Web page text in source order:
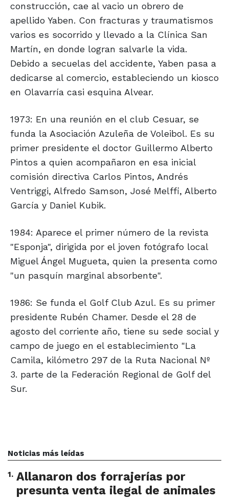
construcción, cae al vacio un obrero de
apellido Yaben. Con fracturas y traumatismos
varios es socorrido y llevado a la Clínica San
Martín, en donde logran salvarle la vida.
Debido a secuelas del accidente, Yaben pasa a
dedicarse al comercio, estableciendo un kiosco
en Olavarría casi esquina Alvear.
1973: En una reunión en el club Cesuar, se
funda la Asociación Azuleña de Voleibol. Es su
primer presidente el doctor Guillermo Alberto
Pintos a quien acompañaron en esa inicial
comisión directiva Carlos Pintos, Andrés
Ventriggi, Alfredo Samson, José Melffi, Alberto
García y Daniel Kubik.
1984: Aparece el primer número de la revista
"Esponja", dirigida por el joven fotógrafo local
Miguel Ángel Mugueta, quien la presenta como
"un pasquín marginal absorbente".
1986: Se funda el Golf Club Azul. Es su primer
presidente Rubén Chamer. Desde el 28 de
agosto del corriente año, tiene su sede social y
campo de juego en el establecimiento "La
Camila, kilómetro 297 de la Ruta Nacional Nº
3. parte de la Federación Regional de Golf del
Sur.
Noticias más leídas
1. Allanaron dos forrajerías por
presunta venta ilegal de animales